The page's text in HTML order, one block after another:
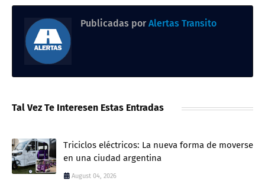
Publicadas por Alertas Transito
Tal Vez Te Interesen Estas Entradas
Triciclos eléctricos: La nueva forma de moverse
en una ciudad argentina
August 04, 2026